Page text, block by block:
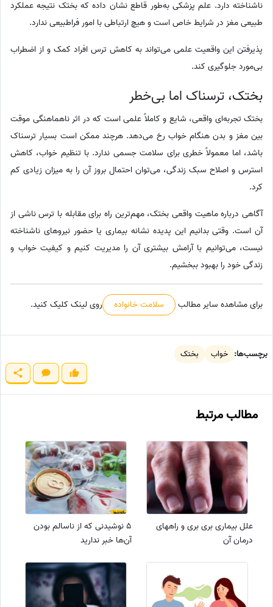
ناشناخته دارد. علم پزشکی به‌طور قاطع نشان داده که بختک نتیجه عملکرد
طبیعی مغز در شرایط خاص است و هیچ ارتباطی با امور فراطبیعی ندارد.
پذیرفتن این واقعیت علمی می‌تواند به کاهش ترس افراد کمک و از اضطراب
بی‌مورد جلوگیری کند.
بختک، ترسناک اما بی‌خطر
بختک تجربه‌ای واقعی، شایع و کاملاً علمی است که در اثر ناهماهنگی موقت
بین مغز و بدن هنگام خواب رخ می‌دهد. هرچند ممکن است بسیار ترسناک
باشد، اما معمولاً خطری برای سلامت جسمی ندارد. با تنظیم خواب، کاهش
استرس و اصلاح سبک زندگی، می‌توان احتمال بروز آن را به میزان زیادی کم
کرد.
آگاهی درباره ماهیت واقعی بختک، مهم‌ترین راه برای مقابله با ترس ناشی از
آن است. وقتی بدانیم این پدیده نشانه بیماری یا حضور نیروهای ناشناخته
نیست، می‌توانیم با آرامش بیشتری آن را مدیریت کنیم و کیفیت خواب و
زندگی خود را بهبود ببخشیم.
برای مشاهده سایر مطالب سلامت خانواده روی لینک کلیک کنید.
برچسب‌ها: خواب بختک
مطالب مرتبط
علل بیماری بری بری و راههای
درمان آن
۵ نوشیدنی که از ناسالم بودن
آن‌ها خبر ندارید